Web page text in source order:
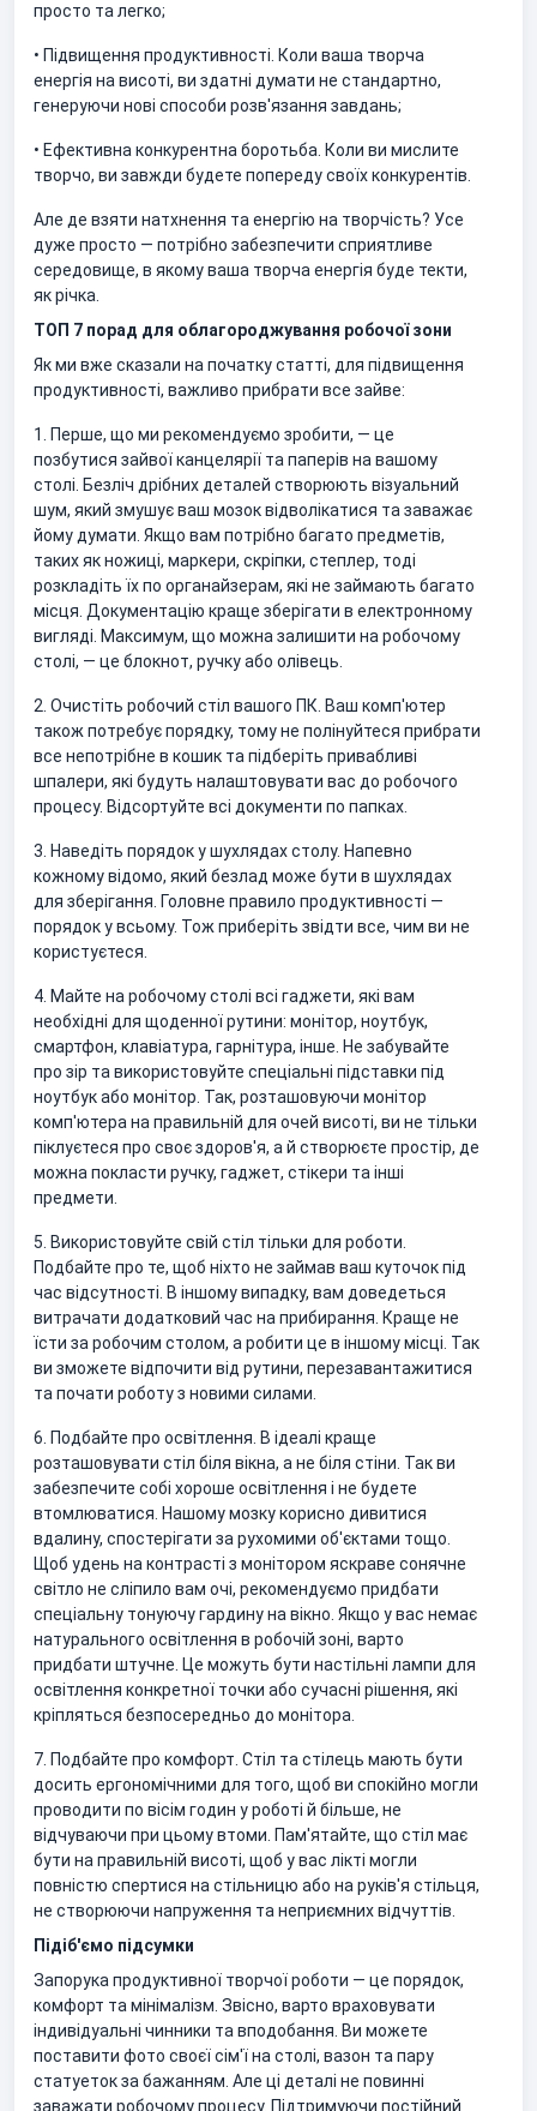
просто та легко;
• Підвищення продуктивності. Коли ваша творча
енергія на висоті, ви здатні думати не стандартно,
генеруючи нові способи розв'язання завдань;
• Ефективна конкурентна боротьба. Коли ви мислите
творчо, ви завжди будете попереду своїх конкурентів.
Але де взяти натхнення та енергію на творчість? Усе
дуже просто — потрібно забезпечити сприятливе
середовище, в якому ваша творча енергія буде текти,
як річка.
ТОП 7 порад для облагороджування робочої зони
Як ми вже сказали на початку статті, для підвищення
продуктивності, важливо прибрати все зайве:
1. Перше, що ми рекомендуємо зробити, — це
позбутися зайвої канцелярії та паперів на вашому
столі. Безліч дрібних деталей створюють візуальний
шум, який змушує ваш мозок відволікатися та заважає
йому думати. Якщо вам потрібно багато предметів,
таких як ножиці, маркери, скріпки, степлер, тоді
розкладіть їх по органайзерам, які не займають багато
місця. Документацію краще зберігати в електронному
вигляді. Максимум, що можна залишити на робочому
столі, — це блокнот, ручку або олівець.
2. Очистіть робочий стіл вашого ПК. Ваш комп'ютер
також потребує порядку, тому не полінуйтеся прибрати
все непотрібне в кошик та підберіть привабливі
шпалери, які будуть налаштовувати вас до робочого
процесу. Відсортуйте всі документи по папках.
3. Наведіть порядок у шухлядах столу. Напевно
кожному відомо, який безлад може бути в шухлядах
для зберігання. Головне правило продуктивності —
порядок у всьому. Тож приберіть звідти все, чим ви не
користуєтеся.
4. Майте на робочому столі всі гаджети, які вам
необхідні для щоденної рутини: монітор, ноутбук,
смартфон, клавіатура, гарнітура, інше. Не забувайте
про зір та використовуйте спеціальні підставки під
ноутбук або монітор. Так, розташовуючи монітор
комп'ютера на правильній для очей висоті, ви не тільки
піклуєтеся про своє здоров'я, а й створюєте простір, де
можна покласти ручку, гаджет, стікери та інші
предмети.
5. Використовуйте свій стіл тільки для роботи.
Подбайте про те, щоб ніхто не займав ваш куточок під
час відсутності. В іншому випадку, вам доведеться
витрачати додатковий час на прибирання. Краще не
їсти за робочим столом, а робити це в іншому місці. Так
ви зможете відпочити від рутини, перезавантажитися
та почати роботу з новими силами.
6. Подбайте про освітлення. В ідеалі краще
розташовувати стіл біля вікна, а не біля стіни. Так ви
забезпечите собі хороше освітлення і не будете
втомлюватися. Нашому мозку корисно дивитися
вдалину, спостерігати за рухомими об'єктами тощо.
Щоб удень на контрасті з монітором яскраве сонячне
світло не сліпило вам очі, рекомендуємо придбати
спеціальну тонуючу гардину на вікно. Якщо у вас немає
натурального освітлення в робочій зоні, варто
придбати штучне. Це можуть бути настільні лампи для
освітлення конкретної точки або сучасні рішення, які
кріпляться безпосередньо до монітора.
7. Подбайте про комфорт. Стіл та стілець мають бути
досить ергономічними для того, щоб ви спокійно могли
проводити по вісім годин у роботі й більше, не
відчуваючи при цьому втоми. Пам'ятайте, що стіл має
бути на правильній висоті, щоб у вас лікті могли
повністю спертися на стільницю або на руків'я стільця,
не створюючи напруження та неприємних відчуттів.
Підіб'ємо підсумки
Запорука продуктивної творчої роботи — це порядок,
комфорт та мінімалізм. Звісно, варто враховувати
індивідуальні чинники та вподобання. Ви можете
поставити фото своєї сім'ї на столі, вазон та пару
статуеток за бажанням. Але ці деталі не повинні
заважати робочому процесу. Підтримуючи постійний